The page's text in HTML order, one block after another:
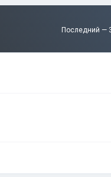
Последний —